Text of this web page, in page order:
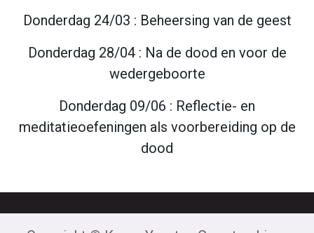
Donderdag 24/03 : Beheersing van de geest
Donderdag 28/04 : Na de dood en voor de
wedergeboorte
Donderdag 09/06 : Reflectie- en
meditatieoefeningen als voorbereiding op de
dood